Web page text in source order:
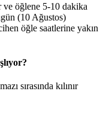
öğlene 5-10 dakika
(10 Ağustos)
öğle saatlerine yakın
sırasında kılınır